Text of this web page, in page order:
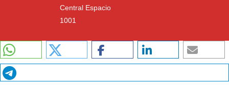
Central Espacio
1001